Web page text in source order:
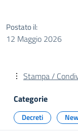
Postato il:
12 Maggio 2026
Stampa /
Categorie
Decreti